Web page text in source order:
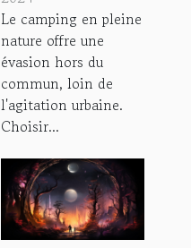
camping en
milieu naturel
Le camping en pleine
nature offre une
évasion hors du
commun, loin de
l'agitation urbaine.
Choisir...